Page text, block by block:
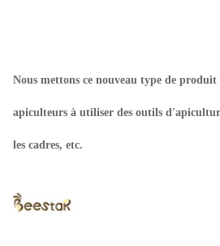
Nous mettons ce nouveau type de
apiculteurs à utiliser des outils
les cadres, etc.